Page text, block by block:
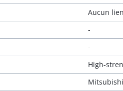
Aucun
-
-
High-